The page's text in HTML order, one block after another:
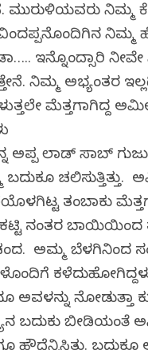
ಮುರುಳಿಯವರು
ಇನ್ನೊಂದ್ಸಾರಿ
ನಿಮ್ಮ ಅಭ್ಯಂತರ
ಮೆತ್ತಗಾಗಿದ್ದ
ಅಪ್ಪ ಲಾಡ್‌ ಸಾಬ್‌ ಗುಜುರಿ
ಬದುಕೂ ಚಲಿಸುತ್ತಿತ್ತು.
ತಂಬಾಕು
ನಂತರ ಬಾಯಿಯಿಂದ
ಅಮ್ಮ ಬೆಳಗಿನಿಂದ
ಅವಳನ್ನು ನೋಡುತ್ತಾ
ಬದುಕು ಬೀಡಿಯಂತೆ